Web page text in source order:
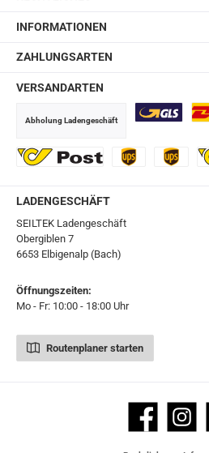
INFORMATIONEN
ZAHLUNGSARTEN
VERSANDARTEN
Abholung Ladengeschäft
LADENGESCHÄFT
SEILTEK Ladengeschäft
Obergiblen 7
6653 Elbigenalp (Bach)
Öffnungszeiten:
Mo - Fr: 10:00 - 18:00 Uhr
Routenplaner starten
Facebook Instagram